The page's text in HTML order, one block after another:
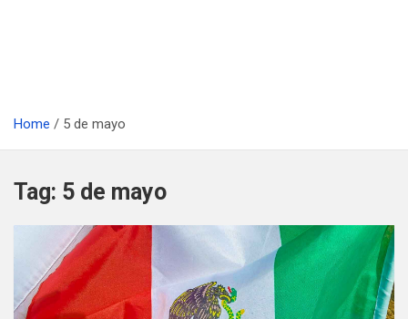
Home 5 de mayo
Tag: 5 de mayo